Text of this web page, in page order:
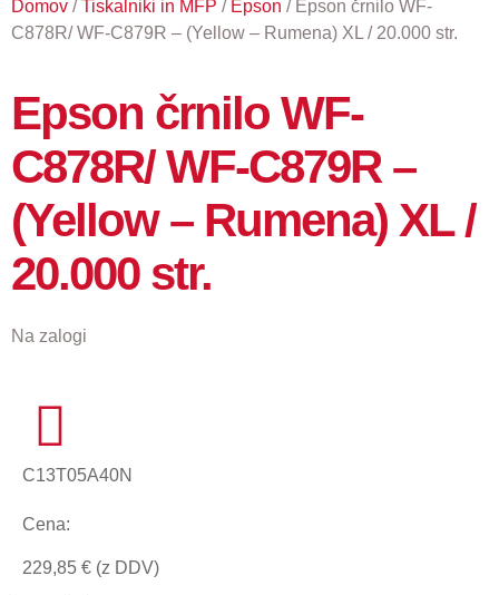
Domov /Tiskalniki in MFP / Epson / Epson črnilo WF-
C878R/ WF-C879R – (Yellow – Rumena) XL / 20.000 str.
Epson črnilo WF-
C878R/ WF-C879R –
(Yellow – Rumena) XL /
20.000 str.
Na zalogi
C13T05A40N
Cena:
229,85 € (z DDV)